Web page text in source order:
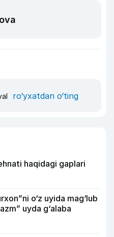
ro‘yxatdan o‘ting
haqidagi gaplari
o‘z uyida mag‘lub
uyda g‘alaba